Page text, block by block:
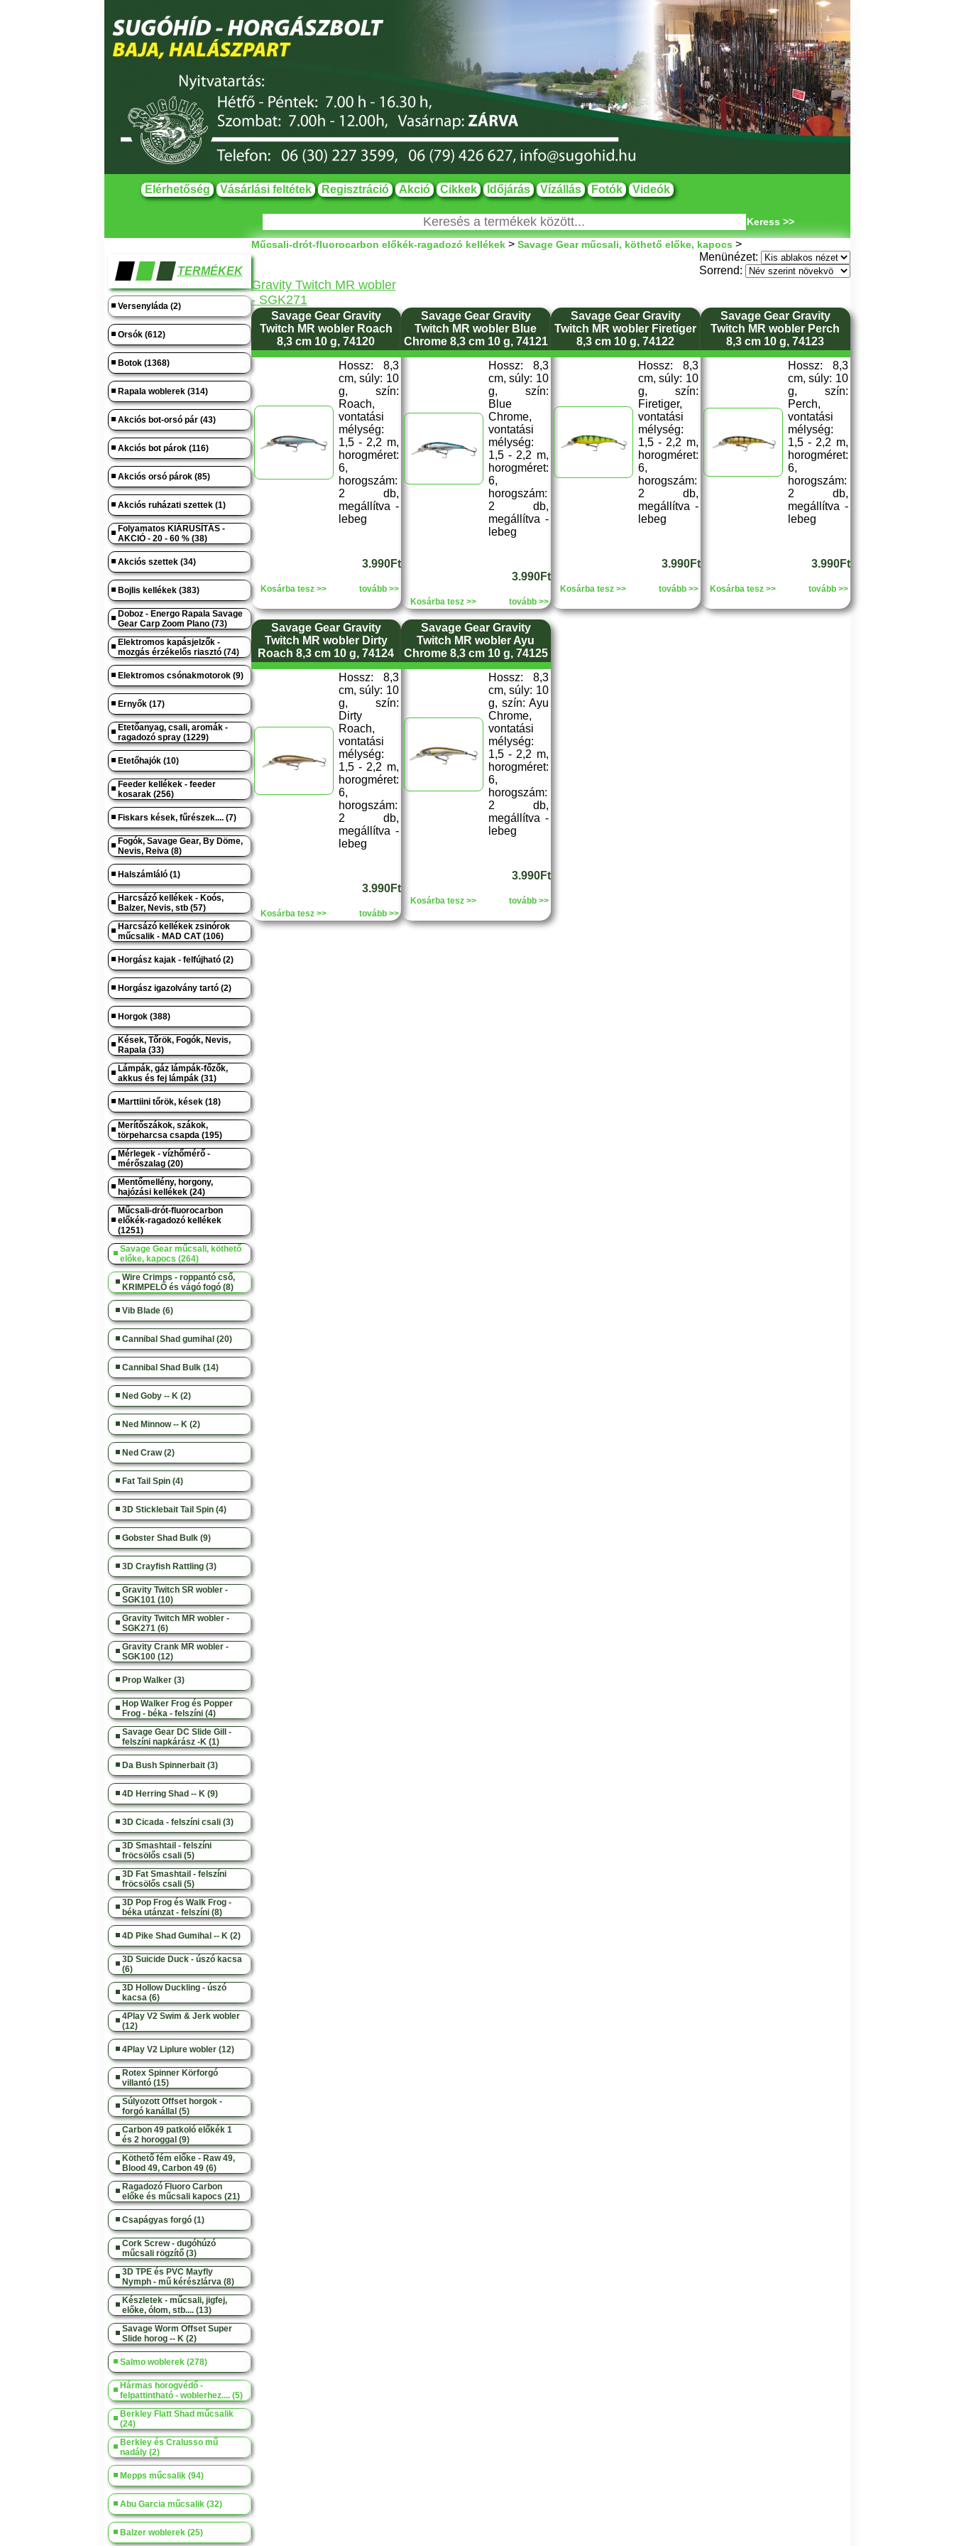
Elérhetőség Vásárlási feltétek Regisztráció Akció Cikkek Időjárás Vízállás Fotók Videók
Keress >>
TERMÉKEK
Versenyláda (2)
Orsók (612)
Botok (1368)
Rapala woblerek (314)
Akciós bot-orsó pár (43)
Akciós bot párok (116)
Akciós orsó párok (85)
Akciós ruházati szettek (1)
Folyamatos KIÁRUSÍTÁS -
AKCIÓ - 20 - 60 % (38)
Akciós szettek (34)
Bojlis kellékek (383)
Doboz - Energo Rapala Savage
Gear Carp Zoom Plano (73)
Elektromos kapásjelzők -
mozgás érzékelős riasztó (74)
Elektromos csónakmotorok (9)
Ernyők (17)
Etetőanyag, csali, aromák -
ragadozó spray (1229)
Etetőhajók (10)
Feeder kellékek - feeder
kosarak (256)
Fiskars kések, fűrészek.... (7)
Fogók, Savage Gear, By Döme,
Nevis, Reiva (8)
Halszámláló (1)
Harcsázó kellékek - Koós,
Balzer, Nevis, stb (57)
Harcsázó kellékek zsinórok
műcsalik - MAD CAT (106)
Horgász kajak - felfújható (2)
Horgász igazolvány tartó (2)
Horgok (388)
Kések, Tőrök, Fogók, Nevis,
Rapala (33)
Lámpák, gáz lámpák-főzők,
akkus és fej lámpák (31)
Marttiini tőrök, kések (18)
Merítőszákok, szákok,
törpeharcsa csapda (195)
Mérlegek - vízhőmérő -
mérőszalag (20)
Mentőmellény, horgony,
hajózási kellékek (24)
Műcsali-drót-fluorocarbon
előkék-ragadozó kellékek
(1251)
Savage Gear műcsali, köthető
előke, kapocs (264)
Wire Crimps - roppantó cső,
KRIMPELŐ és vágó fogó (8)
Vib Blade (6)
Cannibal Shad gumihal (20)
Cannibal Shad Bulk (14)
Ned Goby -- K (2)
Ned Minnow -- K (2)
Ned Craw (2)
Fat Tail Spin (4)
3D Sticklebait Tail Spin (4)
Gobster Shad Bulk (9)
3D Crayfish Rattling (3)
Gravity Twitch SR wobler -
SGK101 (10)
Gravity Twitch MR wobler -
SGK271 (6)
Gravity Crank MR wobler -
SGK100 (12)
Prop Walker (3)
Hop Walker Frog és Popper
Frog - béka - felszíni (4)
Savage Gear DC Slide Gill -
felszíni napkárász -K (1)
Da Bush Spinnerbait (3)
4D Herring Shad -- K (9)
3D Cicada - felszíni csali (3)
3D Smashtail - felszíni
fröcsölős csali (5)
3D Fat Smashtail - felszíni
fröcsölős csali (5)
3D Pop Frog és Walk Frog -
béka utánzat - felszíni (8)
4D Pike Shad Gumihal -- K (2)
3D Suicide Duck - úszó kacsa
(6)
3D Hollow Duckling - úszó
kacsa (6)
4Play V2 Swim & Jerk wobler
(12)
4Play V2 Liplure wobler (12)
Rotex Spinner Körforgó
villantó (15)
Súlyozott Offset horgok -
forgó kanállal (5)
Carbon 49 patkoló előkék 1
és 2 horoggal (9)
Köthető fém előke - Raw 49,
Blood 49, Carbon 49 (6)
Ragadozó Fluoro Carbon
előke és műcsali kapocs (21)
Csapágyas forgó (1)
Cork Screw - dugóhúzó
műcsali rögzítő (3)
3D TPE és PVC Mayfly
Nymph - mű kérészlárva (8)
Készletek - műcsali, jigfej,
előke, ólom, stb.... (13)
Savage Worm Offset Super
Slide horog -- K (2)
Salmo woblerek (278)
Hármas horogvédő -
felpattintható - woblerhez.... (5)
Berkley Flatt Shad műcsalik
(24)
Berkley és Cralusso mű
nadály (2)
Mepps műcsalik (94)
Abu Garcia műcsalik (32)
Balzer woblerek (25)
Műcsali-drót-fluorocarbon előkék-ragadozó kellékek> Savage Gear műcsali, köthető előke, kapocs >
Menünézet:
Sorrend:
Gravity Twitch MR wobler
- SGK271
Savage Gear Gravity
Twitch MR wobler Roach
8,3 cm 10 g, 74120
Hossz: 8,3
cm, súly: 10
g, szín:
Roach,
vontatási
mélység:
1,5 - 2,2 m,
horogméret:
6,
horogszám:
2 db,
megállítva -
lebeg
3.990Ft
Kosárba tesz >> tovább >>
Savage Gear Gravity
Twitch MR wobler Blue
Chrome 8,3 cm 10 g, 74121
Hossz: 8,3
cm, súly: 10
g, szín:
Blue
Chrome,
vontatási
mélység:
1,5 - 2,2 m,
horogméret:
6,
horogszám:
2 db,
megállítva -
lebeg
3.990Ft
Kosárba tesz >> tovább >>
Savage Gear Gravity
Twitch MR wobler Firetiger
8,3 cm 10 g, 74122
Hossz: 8,3
cm, súly: 10
g, szín:
Firetiger,
vontatási
mélység:
1,5 - 2,2 m,
horogméret:
6,
horogszám:
2 db,
megállítva -
lebeg
3.990Ft
Kosárba tesz >> tovább >>
Savage Gear Gravity
Twitch MR wobler Perch
8,3 cm 10 g, 74123
Hossz: 8,3
cm, súly: 10
g, szín:
Perch,
vontatási
mélység:
1,5 - 2,2 m,
horogméret:
6,
horogszám:
2 db,
megállítva -
lebeg
3.990Ft
Kosárba tesz >> tovább >>
Savage Gear Gravity
Twitch MR wobler Dirty
Roach 8,3 cm 10 g, 74124
Hossz: 8,3
cm, súly: 10
g, szín:
Dirty
Roach,
vontatási
mélység:
1,5 - 2,2 m,
horogméret:
6,
horogszám:
2 db,
megállítva -
lebeg
3.990Ft
Kosárba tesz >> tovább >>
Savage Gear Gravity
Twitch MR wobler Ayu
Chrome 8,3 cm 10 g, 74125
Hossz: 8,3
cm, súly: 10
g, szín: Ayu
Chrome,
vontatási
mélység:
1,5 - 2,2 m,
horogméret:
6,
horogszám:
2 db,
megállítva -
lebeg
3.990Ft
Kosárba tesz >> tovább >>